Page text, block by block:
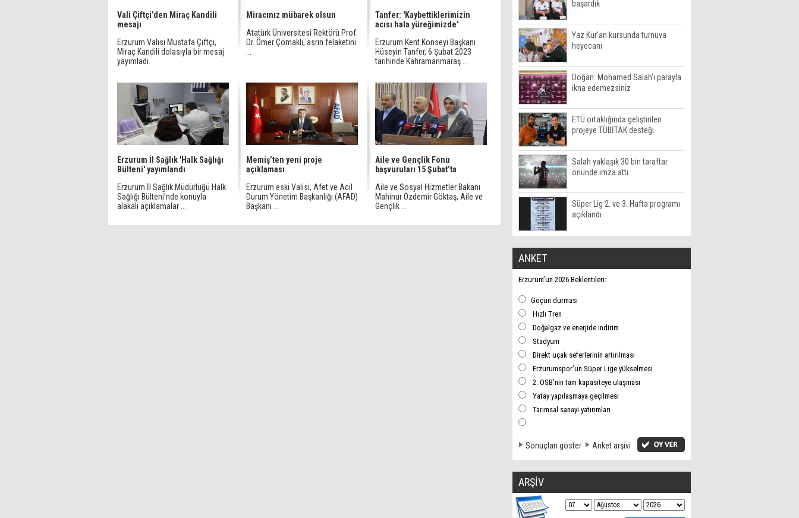
Vali Çiftçi’den Miraç Kandili
mesajı
Erzurum Valisi Mustafa Çiftçi,
Miraç Kandili dolasıyla bir mesaj
yayımladı.
Miracınız mübarek olsun
Atatürk Üniversitesi Rektörü Prof.
Dr. Ömer Çomaklı, asrın felaketini
Tanfer: 'Kaybettiklerimizin
acısı hala yüreğimizde'
Erzurum Kent Konseyi Başkanı
Hüseyin Tanfer, 6 Şubat 2023
tarihinde Kahramanmaraş ...
Erzurum İl Sağlık 'Halk Sağlığı
Bülteni' yayımlandı
Erzurum İl Sağlık Müdürlüğü Halk
Sağlığı Bülteni’nde konuyla
alakalı açıklamalar ...
Memiş’ten yeni proje
açıklaması
Erzurum eski Valisi, Afet ve Acil
Durum Yönetim Başkanlığı (AFAD)
Başkanı ...
Aile ve Gençlik Fonu
başvuruları 15 Şubat’ta
Aile ve Sosyal Hizmetler Bakanı
Mahinur Özdemir Göktaş, Aile ve
Gençlik ...
başardık
Yaz Kur'an kursunda turnuva
heyecanı
Doğan: Mohamed Salah'ı parayla
ikna edemezsiniz
ETÜ ortaklığında geliştirilen
projeye TÜBİTAK desteği
Salah yaklaşık 30 bin taraftar
önünde imza attı
Süper Lig 2. ve 3. Hafta programı
açıklandı
ANKET
Erzurum’un 2026 Beklentileri:
Göçün durması
Hızlı Tren
Doğalgaz ve enerjide indirim
Stadyum
Direkt uçak seferlerinin artırılması
Erzurumspor’un Süper Lige yükselmesi
2. OSB’nin tam kapasiteye ulaşması
Yatay yapılaşmaya geçilmesi
Tarımsal sanayi yatırımları
Sonuçları göster Anket arşivi
ARŞİV